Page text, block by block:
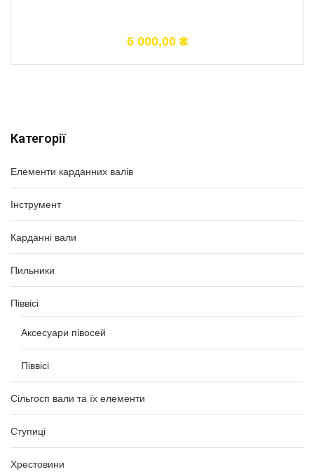
Категорії
Елементи карданних валів
Інструмент
Карданні вали
Пильники
Піввісі
Аксесуари півосей
Піввісі
Сільгосп вали та їх елементи
Ступиці
Хрестовини
6 000,00 ₴